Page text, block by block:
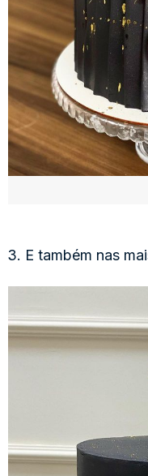
3. E também nas